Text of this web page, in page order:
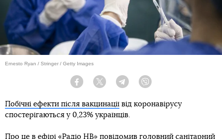
Ernesto Ryan / Stringer / Getty Images
Facebook Twitter Telegram
Побічні ефекти після вакцинації від коронавірусу
спостерігаються у 0,23% українців.
Про це в ефірі «Радіо НВ» повідомив головний санітарний